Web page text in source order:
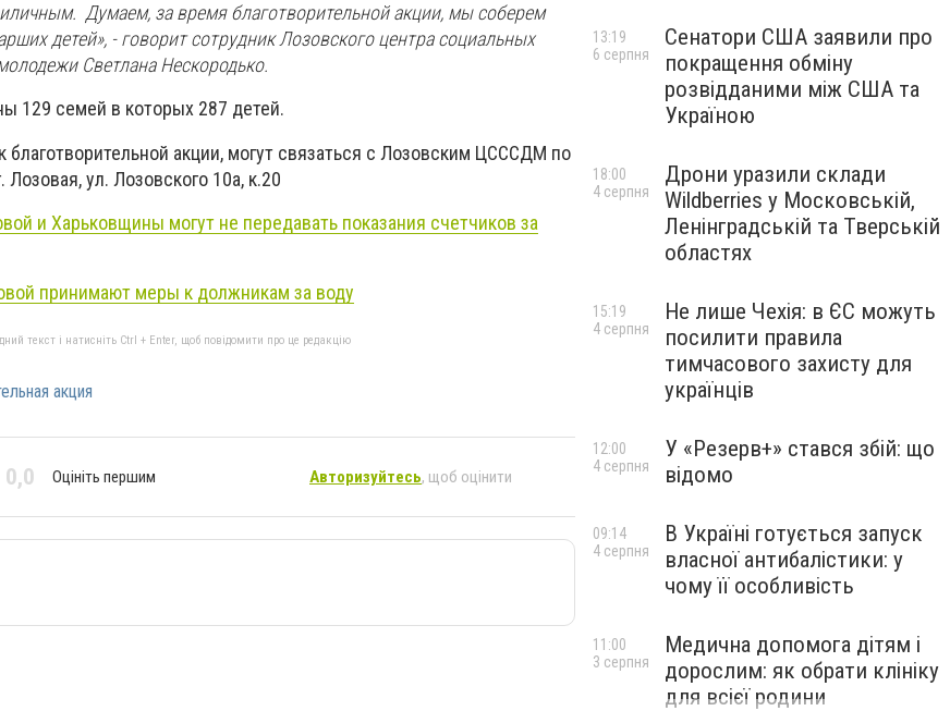
Думаем, за время благотворительной акции, мы соберем
детей», - говорит сотрудник Лозовского центра социальных
Светлана Нескородько.
129 семей в которых 287 детей.
акции, могут связаться с Лозовским ЦСССДМ по
ул. Лозовского 10а, к.20
и Харьковщины могут не передавать показания счетчиков за
принимают меры к должникам за воду
текст і натисніть Ctrl + Enter, щоб повідомити про це редакцію
акция
0,0 Оцініть першим Авторизуйтесь, щоб оцінити
Сенатори США заявили про
покращення обміну
розвідданими між США та
Україною
13:19
6 серпня
Дрони уразили склади
Wildberries у Московській,
Ленінградській та Тверській
областях
18:00
4 серпня
Не лише Чехія: в ЄС можуть
посилити правила
тимчасового захисту для
українців
15:19
4 серпня
У «Резерв+» стався збій: що
відомо
12:00
4 серпня
В Україні готується запуск
власної антибалістики: у
чому її особливість
09:14
4 серпня
Медична допомога дітям і
дорослим: як обрати клініку
для всієї родини
11:00
3 серпня